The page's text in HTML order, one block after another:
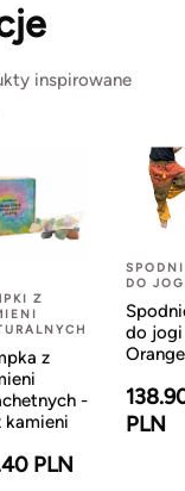
inspirowane
Z
z
-
kamieni
PLN
DO
do
Orange
PLN